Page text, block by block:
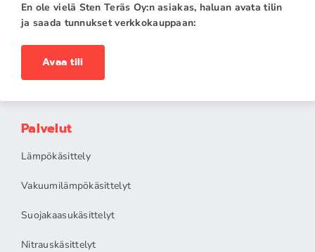
En ole vielä Sten Teräs Oy:n asiakas, haluan avata tilin
ja saada tunnukset verkkokauppaan:
Avaa tili
Palvelut
Lämpökäsittely
Vakuumilämpökäsittelyt
Suojakaasukäsittelyt
Nitrauskäsittelyt